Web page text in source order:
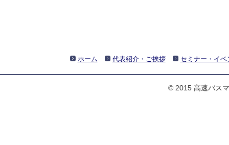
ホーム 代表紹介・ご挨拶 セミナー・イベ
© 2015 高速バス